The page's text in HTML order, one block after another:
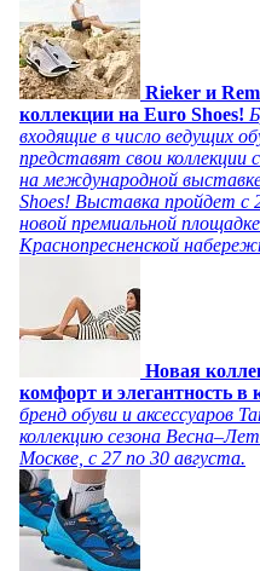
Rieker и
коллекции на Euro Shoes!
входящие в число ведущих
представят свои коллекции
на международной выставке
Shoes! Выставка пройдет c
новой премиальной
Краснопресненской
Новая
комфорт и элегантность в
бренд обуви и аксессуаров
коллекцию сезона
Москве, с 27 по 30 августа.